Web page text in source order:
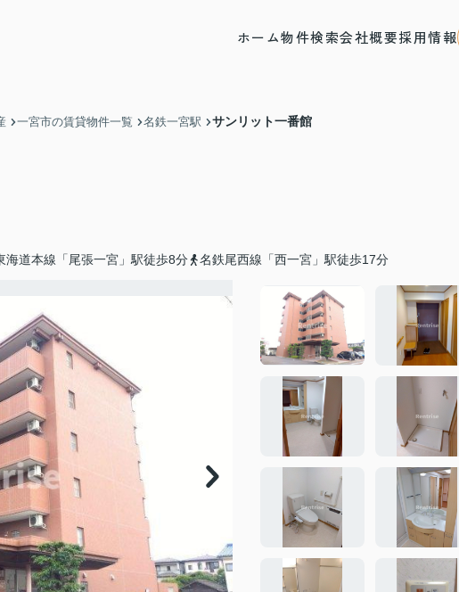
ホーム物件検索会社概要採用情報
一宮市の賃貸物件一覧 名鉄一宮駅 サンリット一番館
海道本線「尾張一宮」駅徒歩8分 名鉄尾西線「西一宮」駅徒歩17分